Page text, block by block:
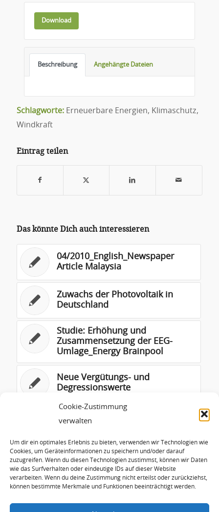
Cookie-Zustimmung
verwalten
Um dir ein optimales Erlebnis zu bieten, verwenden wir Technologien wie
Cookies, um Geräteinformationen zu speichern und/oder darauf
zuzugreifen. Wenn du diesen Technologien zustimmst, können wir Daten
wie das Surfverhalten oder eindeutige IDs auf dieser Website
verarbeiten. Wenn du deine Zustimmung nicht erteilst oder zurückziehst,
können bestimmte Merkmale und Funktionen beeinträchtigt werden.
Download
Beschreibung Angehängte Dateien
Schlagworte: Erneuerbare Energien, Klimaschutz,
Windkraft
Eintrag teilen
Das könnte Dich auch interessieren
04/2010_English_Newspaper
Article Malaysia
Zuwachs der Photovoltaik in
Deutschland
Studie: Erhöhung und
Zusammensetzung der EEG-
Umlage_Energy Brainpool
Neue Vergütungs- und
Degressionswerte
Hot Dry Rock Verfahren
Vortrag vor dem
Energiearbeitskreis der
Bayerischen Landesbank in
München, 5.2.2014